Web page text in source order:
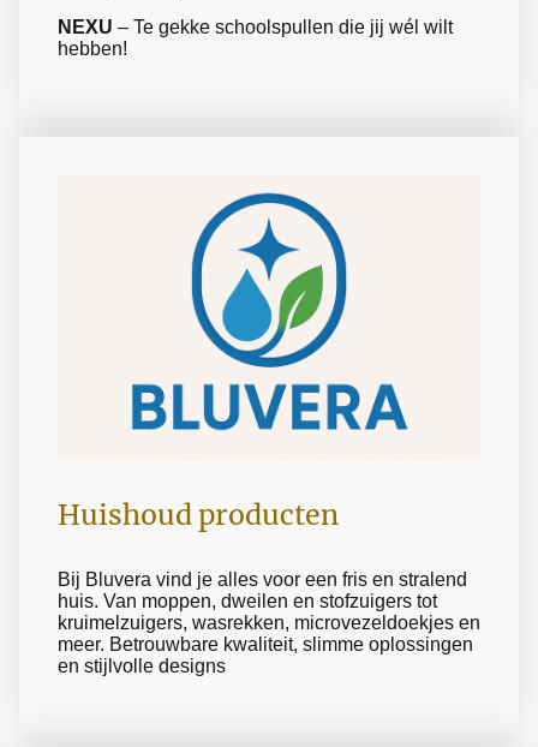
NEXU – Te gekke schoolspullen die jij wél wilt
hebben!
Huishoud producten
Bij Bluvera vind je alles voor een fris en stralend
huis. Van moppen, dweilen en stofzuigers tot
kruimelzuigers, wasrekken, microvezeldoekjes en
meer. Betrouwbare kwaliteit, slimme oplossingen
en stijlvolle designs